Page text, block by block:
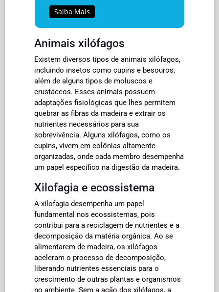
Saiba Mais
Animais xilófagos
Existem diversos tipos de animais xilófagos,
incluindo insetos como cupins e besouros,
além de alguns tipos de moluscos e
crustáceos. Esses animais possuem
adaptações fisiológicas que lhes permitem
quebrar as fibras da madeira e extrair os
nutrientes necessários para sua
sobrevivência. Alguns xilófagos, como os
cupins, vivem em colônias altamente
organizadas, onde cada membro desempenha
um papel específico na digestão da madeira.
Xilofagia e ecossistema
A xilofagia desempenha um papel
fundamental nos ecossistemas, pois
contribui para a reciclagem de nutrientes e a
decomposição da matéria orgânica. Ao se
alimentarem de madeira, os xilófagos
aceleram o processo de decomposição,
liberando nutrientes essenciais para o
crescimento de outras plantas e organismos
no ambiente. Sem a ação dos xilófagos, a